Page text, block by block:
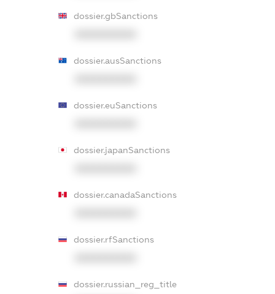
dossier.gbSanctions
dossier.ausSanctions
dossier.euSanctions
dossier.japanSanctions
dossier.canadaSanctions
dossier.rfSanctions
dossier.russian_reg_title